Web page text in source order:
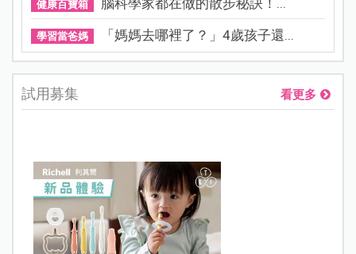
健康百寶箱
學習當爸媽 「媽媽去哪裡了？」4歲孩子還...
試用募集 看更多